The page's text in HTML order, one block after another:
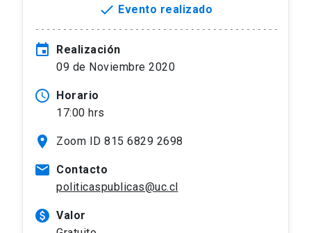
done Evento realizado
event
Realización
09 de Noviembre 2020
access_time Horario
17:00 hrs
location_on Zoom ID 815 6829 2698
mail Contacto
politicaspublicas@uc.cl
paid Valor